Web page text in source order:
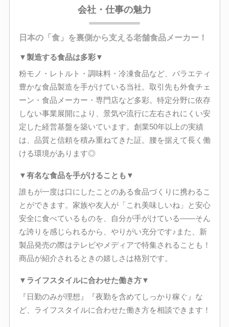
会社・仕事の魅力
日本の「食」を裏側から支える老舗食品メーカー！
▼製造する食品は多彩▼
粉モノ・レトルト・調味料・冷凍食品など、バラエティ
豊かな食品製造を手がけている当社。取引先も外食チェ
ーン・食品メーカー・専門店など多彩。特定分野に依存
しない事業展開により、景気や流行に左右されにくい安
定した経営基盤を築いています。創業50年以上の実績
は、品質と信頼を積み重ねてきた証。腰を据えて長く働
ける環境があります◎
▼有名な食品を手がけることも▼
誰もが一度は口にしたことのある食品づくりに携わるこ
とができます。家族や友人が「これ美味しいね」と安心
安全に食べているものを、自分が手がけている――そん
な誇りを感じられるから、やりがい充分です♪また、新
製品発売の際はテレビやメディアで特集されることも！
商品が紹介されるときの嬉しさは格別です。
▼ライフスタイルに合わせた働き方▼
『日勤のみが理想』『夜勤を含めてしっかり稼ぐ』な
ど、ライフスタイルに合わせた働き方を相談できます！